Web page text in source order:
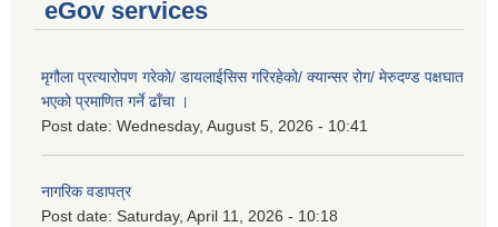
eGov services
मृगौला प्रत्यारोपण गरेको/ डायलाईसिस गरिरहेको/ क्यान्सर रोग/ मेरुदण्ड पक्षघात
भएको प्रमाणित गर्ने ढाँचा ।
Post date: Wednesday, August 5, 2026 - 10:41
नागरिक वडापत्र
Post date: Saturday, April 11, 2026 - 10:18